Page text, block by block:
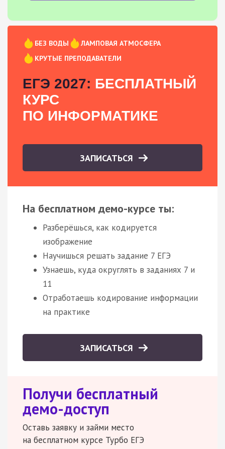
БЕЗ ВОДЫ
ЛАМПОВАЯ АТМОСФЕРА
КРУТЫЕ ПРЕПОДАВАТЕЛИ
ЕГЭ 2027: БЕСПЛАТНЫЙ
КУРС
ПО ИНФОРМАТИКЕ
ЗАПИСАТЬСЯ
На бесплатном демо-курсе ты:
Разберёшься, как кодируется
изображение
Научишься решать задание 7 ЕГЭ
Узнаешь, куда округлять в заданиях 7 и
11
Отработаешь кодирование информации
на практике
ЗАПИСАТЬСЯ
Получи бесплатный
демо-доступ
Оставь заявку и займи место
на бесплатном курсе Турбо ЕГЭ